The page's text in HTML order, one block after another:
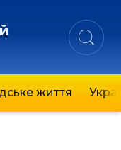
життя